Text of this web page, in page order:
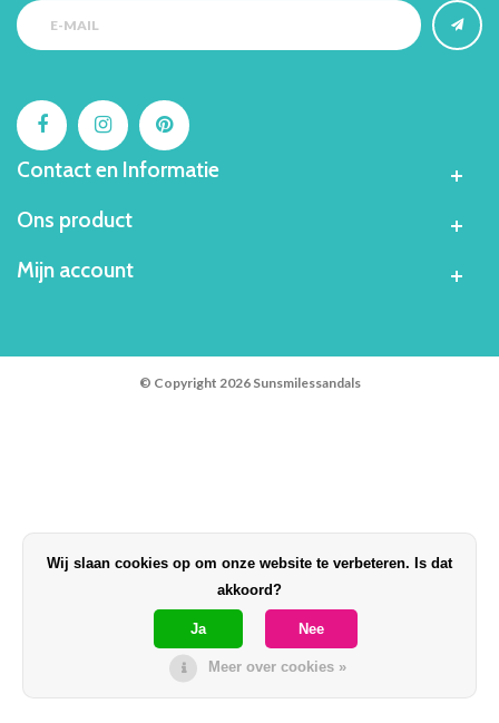
Contact en Informatie
Ons product
Mijn account
© Copyright 2026 Sunsmilessandals
Wij slaan cookies op om onze website te verbeteren. Is dat
akkoord?
Ja Nee
Meer over cookies »